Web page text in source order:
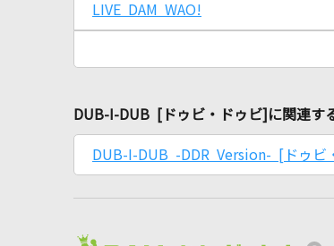
LIVE DAM WAO!
DUB-I-DUB [ドゥビ・ドゥビ]に関連す
DUB-I-DUB -DDR Version- [ドゥビ